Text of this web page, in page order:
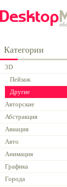
Категории
3D
Пейзаж
Другие
Авторские
Абстракция
Авиация
Авто
Анимация
Графика
Города